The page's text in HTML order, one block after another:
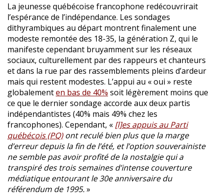
La jeunesse québécoise francophone redécouvrirait
l’espérance de l’indépendance. Les sondages
dithyrambiques au départ montrent finalement une
modeste remontée des 18-35, la génération Z, qui le
manifeste cependant bruyamment sur les réseaux
sociaux, culturellement par des rappeurs et chanteurs
et dans la rue par des rassemblements pleins d’ardeur
mais qui restent modestes. L’appui au « oui » reste
globalementen bas de 40% soit légèrement moins que
ce que le dernier sondage accorde aux deux partis
indépendantistes (40% mais 49% chez les
francophones). Cependant, « [l]es appuis au Parti
québécois (PQ)ont reculé bien plus que la marge
d’erreur depuis la fin de l’été, et l’option souverainiste
ne semble pas avoir profité de la nostalgie qui a
transpiré des trois semaines d’intense couverture
médiatique entourant le 30e anniversaire du
référendum de 1995.»